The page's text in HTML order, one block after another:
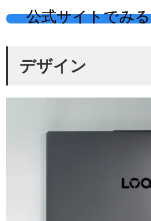
公式サイトでみる
デザイン